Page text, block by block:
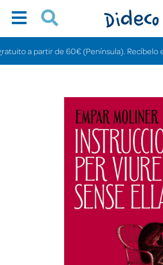
a partir de 60€ (Península). Recíbelo en